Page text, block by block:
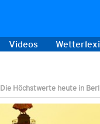
Videos
Die Höchstwerte heute in